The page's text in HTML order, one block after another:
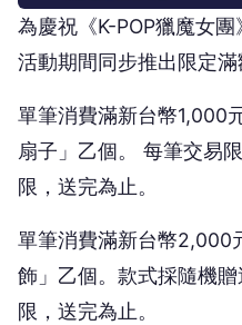
為慶祝《K-POP獵魔女
活動期間同步推出限定
單筆消費滿新台幣1,000
扇子」乙個。 每筆交易
限，送完為止。
單筆消費滿新台幣2,000
飾」乙個。款式採隨機
限，送完為止。